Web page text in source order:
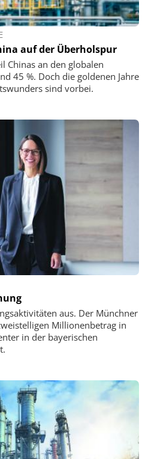
auf der Überholspur
Chinas an den globalen
45 %. Doch die goldenen Jahre
sind vorbei.
aus. Der Münchner
Millionenbetrag in
in der bayerischen